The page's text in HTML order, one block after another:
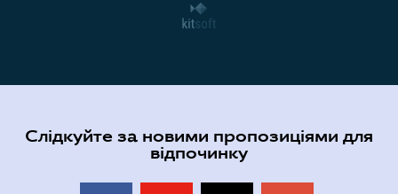
Слідкуйте за новими пропозиціями для
відпочинку